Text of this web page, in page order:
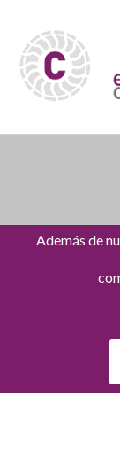
Además de